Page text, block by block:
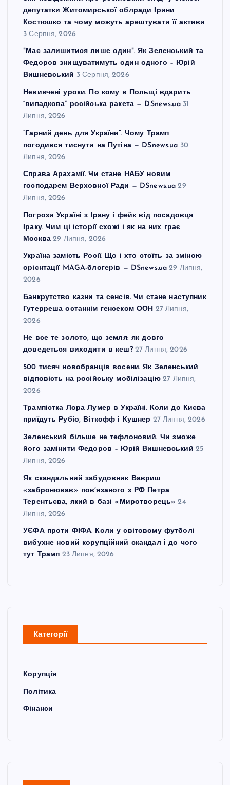
депутатки Житомирської облради Ірини
Костюшко та чому можуть арештувати її активи
3 Серпня, 2026
"Має залишитися лише один". Як Зеленський та
Федоров знищуватимуть один одного – Юрій
Вишневський 3 Серпня, 2026
Невивчені уроки. По кому в Польщі вдарить
“випадкова” російська ракета — DSnews.ua 31
Липня, 2026
“Гарний день для України”. Чому Трамп
погодився тиснути на Путіна — DSnews.ua 30
Липня, 2026
Справа Арахамії. Чи стане НАБУ новим
господарем Верховної Ради — DSnews.ua 29
Липня, 2026
Погрози Україні з Ірану і фейк від посадовця
Іраку. Чим ці історії схожі і як на них грає
Москва 29 Липня, 2026
Україна замість Росії. Що і хто стоїть за зміною
орієнтації MAGA-блогерів — DSnews.ua 29 Липня,
2026
Банкрутство казни та сенсів. Чи стане наступник
Гутерреша останнім генсеком ООН 27 Липня,
2026
Не все те золото, що земля: як довго
доведеться виходити в кеш? 27 Липня, 2026
500 тисяч новобранців восени. Як Зеленський
відповість на російську мобілізацію 27 Липня,
2026
Трампістка Лора Лумер в Україні. Коли до Києва
приїдуть Рубіо, Віткофф і Кушнер 27 Липня, 2026
Зеленський більше не тефлоновий. Чи зможе
його замінити Федоров – Юрій Вишневський 25
Липня, 2026
Як скандальний забудовник Вавриш
«забронював» повʼязаного з РФ Петра
Терентьєва, який в базі «Миротворець» 24
Липня, 2026
УЄФА проти ФІФА. Коли у світовому футболі
вибухне новий корупційний скандал і до чого
тут Трамп 23 Липня, 2026
Категорії
Корупція
Політика
Фінанси